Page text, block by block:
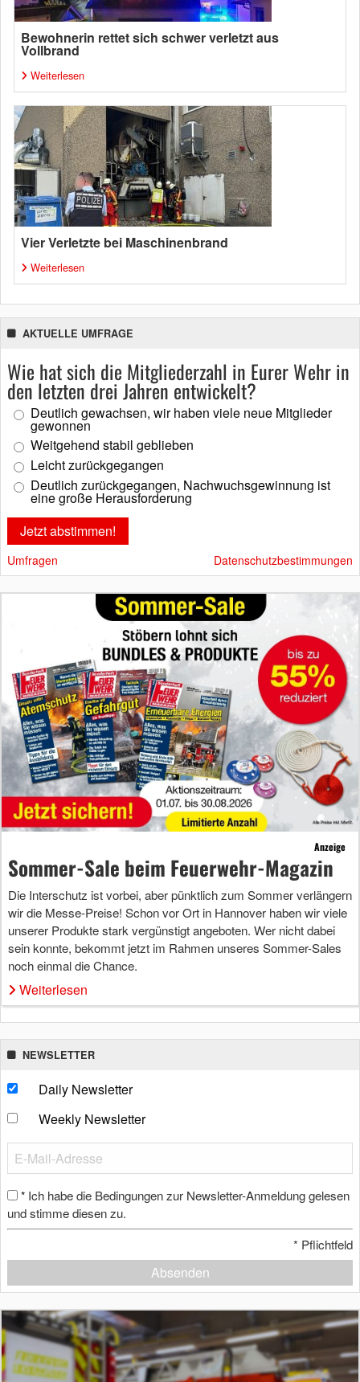
Bewohnerin rettet sich schwer verletzt aus
Vollbrand
Weiterlesen
Vier Verletzte bei Maschinenbrand
Weiterlesen
AKTUELLE UMFRAGE
Wie hat sich die Mitgliederzahl in Eurer Wehr in
den letzten drei Jahren entwickelt?
Deutlich gewachsen, wir haben viele neue Mitglieder
gewonnen
Weitgehend stabil geblieben
Leicht zurückgegangen
Deutlich zurückgegangen, Nachwuchsgewinnung ist
eine große Herausforderung
Umfragen Datenschutzbestimmungen
Anzeige
Sommer-Sale beim Feuerwehr-Magazin
Die Interschutz ist vorbei, aber pünktlich zum Sommer verlängern
wir die Messe-Preise! Schon vor Ort in Hannover haben wir viele
unserer Produkte stark vergünstigt angeboten. Wer nicht dabei
sein konnte, bekommt jetzt im Rahmen unseres Sommer-Sales
noch einmal die Chance.
Weiterlesen
NEWSLETTER
Daily Newsletter
Weekly Newsletter
* Ich habe die Bedingungen zur Newsletter-Anmeldung gelesen
und stimme diesen zu.
* Pflichtfeld
Absenden